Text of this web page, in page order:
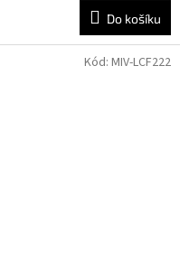
Do košíku
Kód: MIV-LCF222